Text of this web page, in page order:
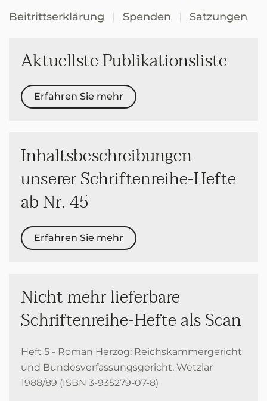
Beitrittserklärung
Spenden Satzungen
Aktuellste Publikationsliste
Erfahren Sie mehr
Inhaltsbeschreibungen
unserer Schriftenreihe-Hefte
ab Nr. 45
Erfahren Sie mehr
Nicht mehr lieferbare
Schriftenreihe-Hefte als Scan
Heft 5 - Roman Herzog: Reichskammergericht
und Bundesverfassungsgericht, Wetzlar
1988/89 (ISBN 3-935279-07-8)